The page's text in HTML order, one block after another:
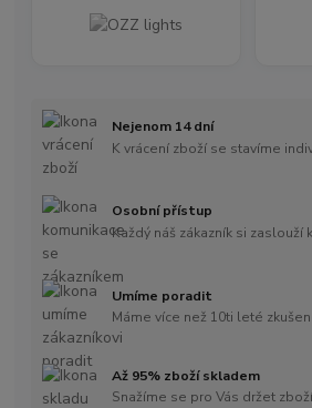
Nejenom 14 dní
K vrácení zboží se stavíme
Osobní přístup
Každý náš zákazník si zaslouží
Umíme poradit
Máme více než 10ti leté
Až 95% zboží skladem
Snažíme se pro Vás držet